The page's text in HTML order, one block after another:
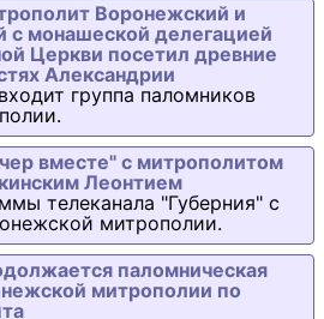
Воронежский и
с монашеской делегацией
Церкви посетил древние
Александрии
группа паломников
вместе" с митрополитом
Леонтием
телеканала "Губерния" с
митрополии.
паломническая
митрополии по